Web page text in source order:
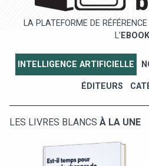
LA PLATEFORME DE RÉFÉRENCE
L' EBOOK
INTELLIGENCE ARTIFICIELLE
ÉDITEURS
LES LIVRES BLANCS À LA UNE